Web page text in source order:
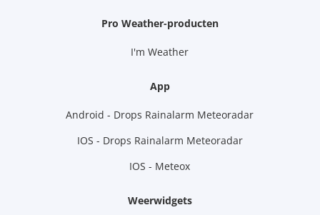
Pro Weather-producten
I'm Weather
App
Android - Drops Rainalarm Meteoradar
IOS - Drops Rainalarm Meteoradar
IOS - Meteox
Weerwidgets